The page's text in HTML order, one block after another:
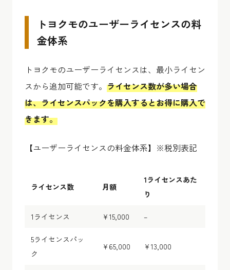
トヨクモのユーザーライセンスの料
金体系
トヨクモのユーザーライセンスは、最小ライセン
スから追加可能です。 ライセンス数が多い場合
は、ライセンスパックを購入するとお得に購入で
きます。
【ユーザーライセンスの料金体系】※税別表記
ライセンス数 月額
1ライセンスあた
り
1ライセンス ¥15,000 –
5ライセンスパッ
ク
¥65,000 ¥13,000